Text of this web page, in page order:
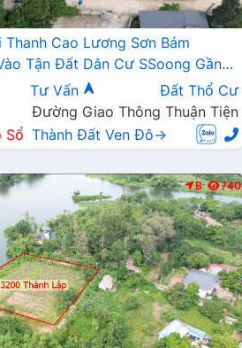
Cao Lương Sơn Bám
Tận Đất Dân Cư SSoong Gần
TưTư Vấn
Đất Thổ Cư
Đường Giao Thông Thuận Tiện
Sổ Thành Đất Ven Đô→
B 740